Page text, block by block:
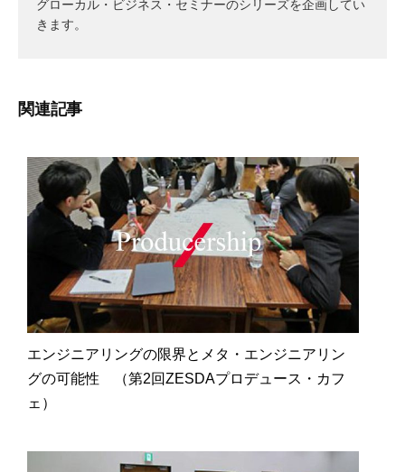
グローカル・ビジネス・セミナーのシリーズを企画してい
きます。
関連記事
エンジニアリングの限界とメタ・エンジニアリン
グの可能性 （第2回ZESDAプロデュース・カフ
ェ）